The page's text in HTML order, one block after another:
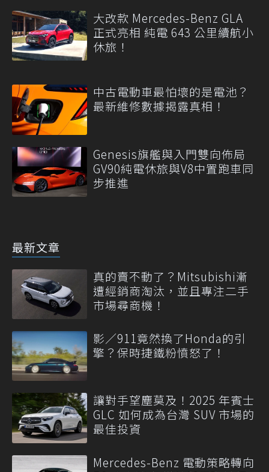
大改款 Mercedes-Benz GLA
正式亮相 純電 643 公里續航小
休旅！
中古電動車最怕壞的是電池？
最新維修數據揭露真相！
Genesis旗艦與入門雙向佈局
GV90純電休旅與V8中置跑車同
步推進
最新文章
真的賣不動了？Mitsubishi漸
遭經銷商淘汰，並且專注二手
市場尋商機！
影／911竟然換了Honda的引
擎？保時捷鐵粉憤怒了！
讓對手望塵莫及！2025 年賓士
GLC 如何成為台灣 SUV 市場的
最佳投資
Mercedes-Benz 電動策略轉向